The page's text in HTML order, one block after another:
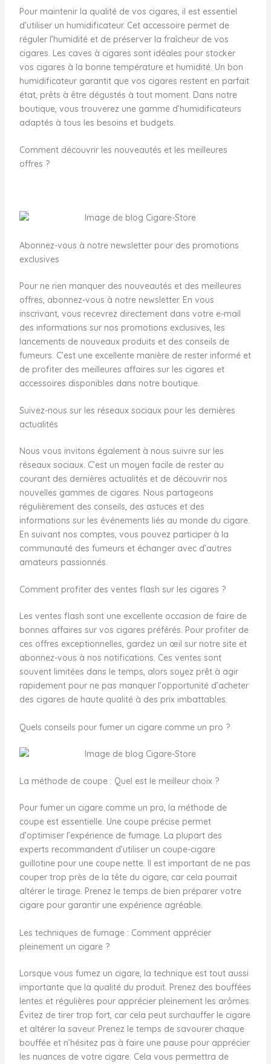
Pour maintenir la qualité de vos cigares, il est essentiel
d’utiliser un humidificateur. Cet accessoire permet de
réguler l’humidité et de préserver la fraîcheur de vos
cigares. Les caves à cigares sont idéales pour stocker
vos cigares à la bonne température et humidité. Un bon
humidificateur garantit que vos cigares restent en parfait
état, prêts à être dégustés à tout moment. Dans notre
boutique, vous trouverez une gamme d’humidificateurs
adaptés à tous les besoins et budgets.
Comment découvrir les nouveautés et les meilleures
offres ?
Abonnez-vous à notre newsletter pour des promotions
exclusives
Pour ne rien manquer des nouveautés et des meilleures
offres, abonnez-vous à notre newsletter. En vous
inscrivant, vous recevrez directement dans votre e-mail
des informations sur nos promotions exclusives, les
lancements de nouveaux produits et des conseils de
fumeurs. C’est une excellente manière de rester informé et
de profiter des meilleures affaires sur les cigares et
accessoires disponibles dans notre boutique.
Suivez-nous sur les réseaux sociaux pour les dernières
actualités
Nous vous invitons également à nous suivre sur les
réseaux sociaux. C’est un moyen facile de rester au
courant des dernières actualités et de découvrir nos
nouvelles gammes de cigares. Nous partageons
régulièrement des conseils, des astuces et des
informations sur les événements liés au monde du cigare.
En suivant nos comptes, vous pouvez participer à la
communauté des fumeurs et échanger avec d’autres
amateurs passionnés.
Comment profiter des ventes flash sur les cigares ?
Les ventes flash sont une excellente occasion de faire de
bonnes affaires sur vos cigares préférés. Pour profiter de
ces offres exceptionnelles, gardez un œil sur notre site et
abonnez-vous à nos notifications. Ces ventes sont
souvent limitées dans le temps, alors soyez prêt à agir
rapidement pour ne pas manquer l’opportunité d’acheter
des cigares de haute qualité à des prix imbattables.
Quels conseils pour fumer un cigare comme un pro ?
La méthode de coupe : Quel est le meilleur choix ?
Pour fumer un cigare comme un pro, la méthode de
coupe est essentielle. Une coupe précise permet
d’optimiser l’expérience de fumage. La plupart des
experts recommandent d’utiliser un coupe-cigare
guillotine pour une coupe nette. Il est important de ne pas
couper trop près de la tête du cigare, car cela pourrait
altérer le tirage. Prenez le temps de bien préparer votre
cigare pour garantir une expérience agréable.
Les techniques de fumage : Comment apprécier
pleinement un cigare ?
Lorsque vous fumez un cigare, la technique est tout aussi
importante que la qualité du produit. Prenez des bouffées
lentes et régulières pour apprécier pleinement les arômes.
Évitez de tirer trop fort, car cela peut surchauffer le cigare
et altérer la saveur. Prenez le temps de savourer chaque
bouffée et n’hésitez pas à faire une pause pour apprécier
les nuances de votre cigare. Cela vous permettra de